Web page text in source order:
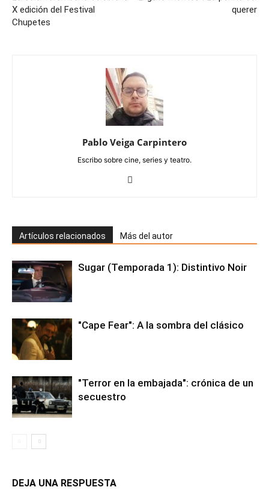
X edición del Festival
Chupetes
querer
Pablo Veiga Carpintero
Escribo sobre cine, series y teatro.
Artículos relacionados Más del autor
Sugar (Temporada 1): Distintivo Noir
"Cape Fear": A la sombra del clásico
"Terror en la embajada": crónica de un
secuestro
DEJA UNA RESPUESTA